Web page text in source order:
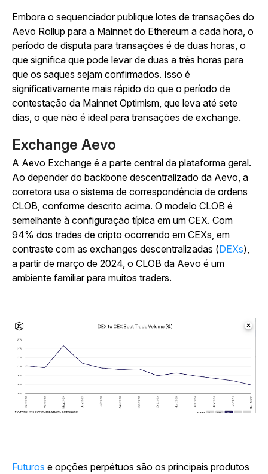
Embora o sequenciador publique lotes de transações do
Aevo Rollup para a Mainnet do Ethereum a cada hora, o
período de disputa para transações é de duas horas, o
que significa que pode levar de duas a três horas para
que os saques sejam confirmados. Isso é
significativamente mais rápido do que o período de
contestação da Mainnet Optimism, que leva até sete
dias, o que não é ideal para transações de exchange.
Exchange Aevo
A Aevo Exchange é a parte central da plataforma geral.
Ao depender do backbone descentralizado da Aevo, a
corretora usa o sistema de correspondência de ordens
CLOB, conforme descrito acima. O modelo CLOB é
semelhante à configuração típica em um CEX. Com
94% dos trades de cripto ocorrendo em CEXs, em
contraste com as exchanges descentralizadas (DEXs),
a partir de março de 2024, o CLOB da Aevo é um
ambiente familiar para muitos traders.
Futuros e opções perpétuos são os principais produtos